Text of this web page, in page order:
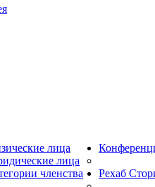
лица
лица
членства
Рехаб